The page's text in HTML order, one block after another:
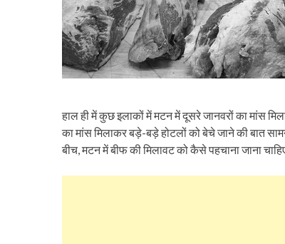
हाल ही में कुछ इलाकों में मटन में दूसरे जानवरों का मांस
का मांस मिलाकर बड़े-बड़े होटलों को बेचे जाने की बात
बीच, मटन में बीफ की मिलावट को कैसे पहचाना जाना